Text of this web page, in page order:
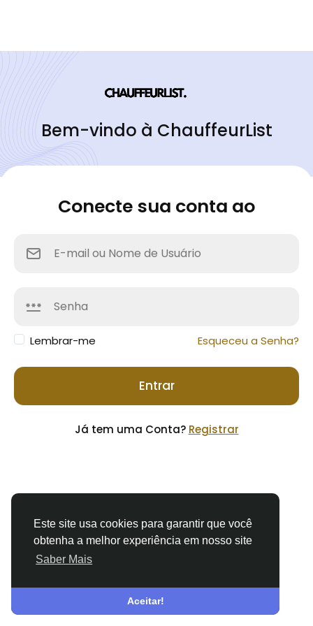
Este site usa cookies para garantir que você
obtenha a melhor experiência em nosso site
Saber Mais
Aceitar!
Bem-vindo à ChauffeurList
Conecte sua conta ao
Lembrar-me Esqueceu a Senha?
Entrar
Já tem uma Conta? Registrar
Sobre Termos Privacidade Fale Conosco